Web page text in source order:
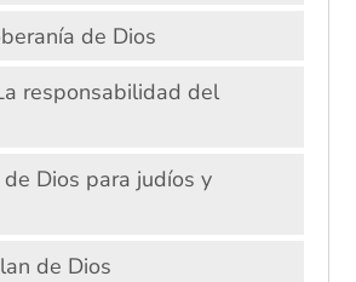
de Dios
responsabilidad del
Dios para judíos y
de Dios